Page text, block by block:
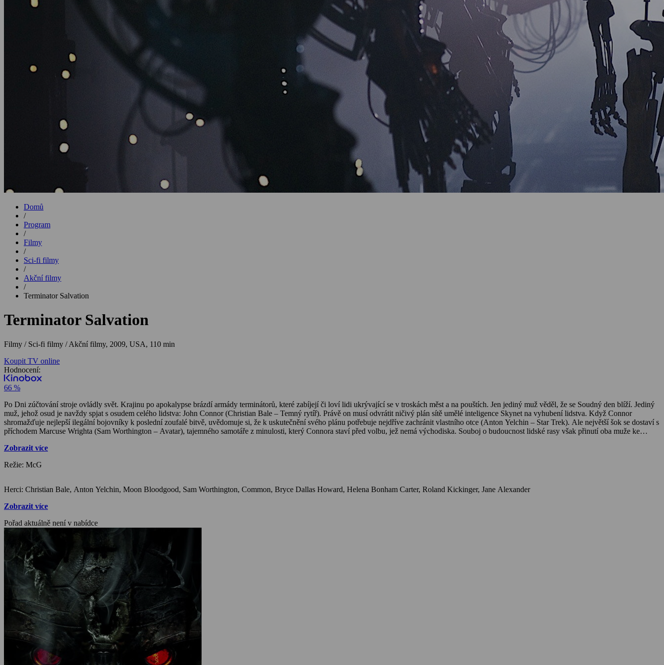
Domů
/
Program
/
Filmy
/
Sci-fi filmy
/
Akční filmy
/
Terminator Salvation
Terminator Salvation
Filmy / Sci-fi filmy / Akční filmy, 2009, USA, 110 min
Koupit TV online
Hodnocení:
66 %
Po Dni zúčtování stroje ovládly svět. Krajinu po apokalypse brázdí armády terminátorů, které zabíjejí či loví lidi ukrývající se v troskách měst a na pouštích. Jen jediný muž věděl, že se Soudný den blíží. Jediný
muž, jehož osud je navždy spjat s osudem celého lidstva: John Connor (Christian Bale – Temný rytíř). Právě on musí odvrátit ničivý plán sítě umělé inteligence Skynet na vyhubení lidstva. Když Connor
shromažďuje nejlepší ilegální bojovníky k poslední zoufalé bitvě, uvědomuje si, že k uskutečnění svého plánu potřebuje nejdříve zachránit vlastního otce (Anton Yelchin – Star Trek). Ale největší šok se dostaví s
příchodem Marcuse Wrighta (Sam Worthington – Avatar), tajemného samotáře z minulosti, který Connora staví před volbu, jež nemá východiska. Souboj o budoucnost lidské rasy však přinutí oba muže ke
Zobrazit více
Režie: McG
Herci: Christian Bale, Anton Yelchin, Moon Bloodgood, Sam Worthington, Common, Bryce Dallas Howard, Helena Bonham Carter, Roland Kickinger, Jane Alexander
Zobrazit více
Pořad aktuálně není v nabídce